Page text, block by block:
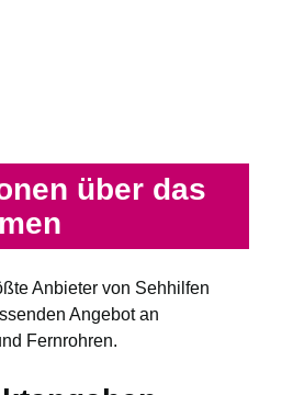
über das
Anbieter von Sehhilfen
Angebot an
Fernrohren.